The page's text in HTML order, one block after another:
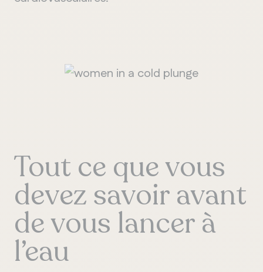
Tout ce que vous
devez savoir avant
de vous lancer à
l’eau